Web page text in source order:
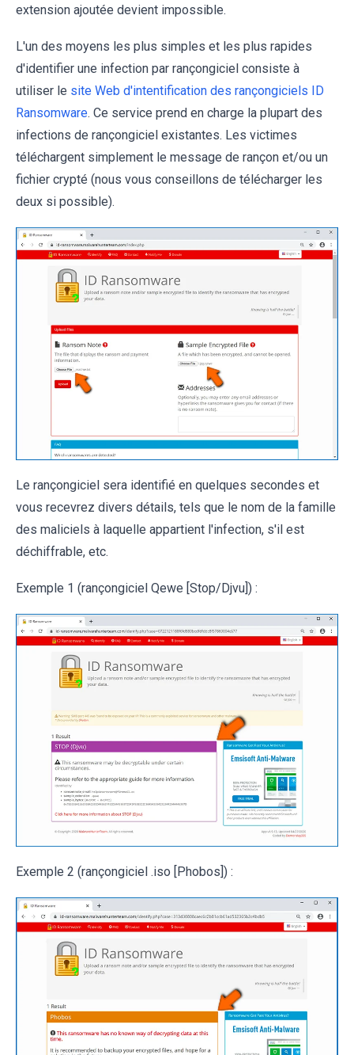
extension ajoutée devient impossible.
L'un des moyens les plus simples et les plus rapides
d'identifier une infection par rançongiciel consiste à
utiliser le site Web d'intentification des rançongiciels ID
Ransomware. Ce service prend en charge la plupart des
infections de rançongiciel existantes. Les victimes
téléchargent simplement le message de rançon et/ou un
fichier crypté (nous vous conseillons de télécharger les
deux si possible).
Le rançongiciel sera identifié en quelques secondes et
vous recevrez divers détails, tels que le nom de la famille
des maliciels à laquelle appartient l'infection, s'il est
déchiffrable, etc.
Exemple 1 (rançongiciel Qewe [Stop/Djvu]) :
Exemple 2 (rançongiciel .iso [Phobos]) :